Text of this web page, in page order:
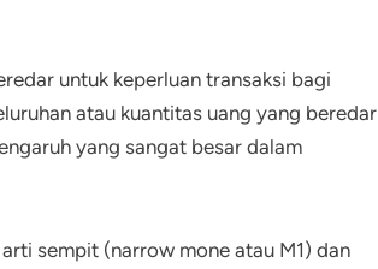
untuk keperluan transaksi bagi
atau kuantitas uang yang beredar
yang sangat besar dalam
sempit (narrow mone atau M1) dan